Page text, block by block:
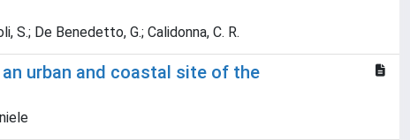
S.; De Benedetto, G.; Calidonna, C. R.
urban and coastal site of the